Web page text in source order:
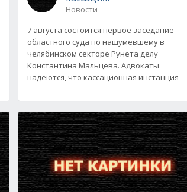
Новости
7 августа состоится первое заседание
областного суда по нашумевшему в
челябинском секторе Рунета делу
Константина Мальцева. Адвокаты
надеются, что кассационная инстанция